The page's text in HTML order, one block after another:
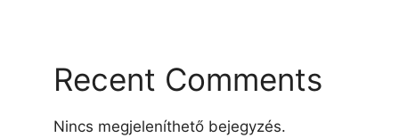
Recent Comments
Nincs megjeleníthető bejegyzés.